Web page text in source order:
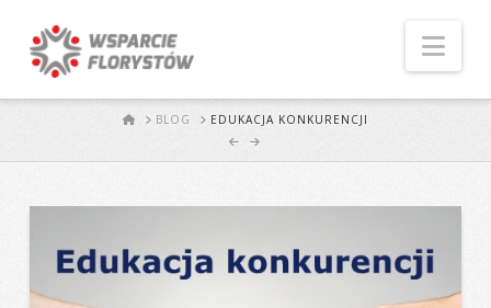
STARTBLOG EDUKACJA KONKURENCJI